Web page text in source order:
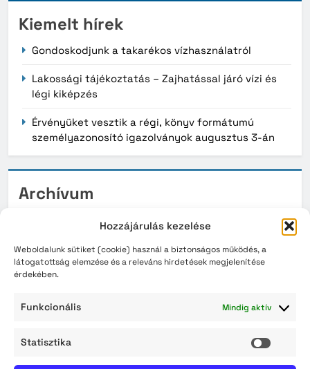
Hozzájárulás kezelése
Weboldalunk sütiket (cookie) használ a biztonságos működés, a
látogatottság elemzése és a releváns hirdetések megjelenítése
érdekében.
Funkcionális Mindig aktív
Statisztika
Kiemelt hírek
Gondoskodjunk a takarékos vízhasználatról
Lakossági tájékoztatás – Zajhatással járó vízi és
légi kiképzés
Érvényüket vesztik a régi, könyv formátumú
személyazonosító igazolványok augusztus 3-án
Archívum
2026. augusztus
2026. július
2026. június
2026. május